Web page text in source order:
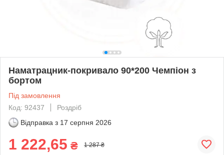
Наматрацник-покривало 90*200 Чемпіон з
бортом
Під замовлення
Код: 92437
Роздріб
Відправка з 17 серпня 2026
1 222,65 ₴ 1 287 ₴